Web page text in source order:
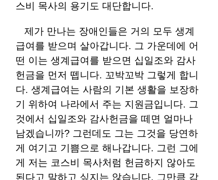
스비 목사의 용기도 대단합니다.
제가 만나는 장애인들은 거의 모두 생계
급여를 받으며 살아갑니다. 그 가운데에 어
떤 이는 생계급여를 받으면 십일조와 감사
헌금을 먼저 뗍니다. 꼬박꼬박 그렇게 합니
다. 생계급여는 사람의 기본 생활을 보장하
기 위하여 나라에서 주는 지원금입니다. 그
것에서 십일조와 감사헌금을 떼면 얼마나
남겠습니까? 그런데도 그는 그것을 당연하
게 여기고 기쁨으로 해나갑니다. 그런 그에
게 저는 코스비 목사처럼 헌금하지 않아도
된다고 말하고 싶지는 않습니다. 그만큼 감